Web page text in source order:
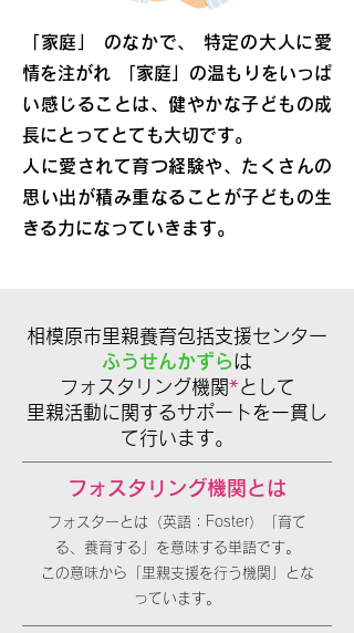
「家庭」 のなかで、 特定の大人に愛
情を注がれ 「家庭」の温もりをいっぱ
い感じることは、健やかな子どもの成
長にとってとても大切です。
人に愛されて育つ経験や、たくさんの
思い出が積み重なることが子どもの生
きる力になっていきます。
相模原市里親養育包括支援センター
ふうせんかずらは
フォスタリング機関*として
里親活動に関するサポートを一貫し
て行います。
フォスタリング機関とは
フォスターとは（英語：Foster）「育て
る、養育する」を意味する単語です。
この意味から「里親支援を行う機関」とな
っています。